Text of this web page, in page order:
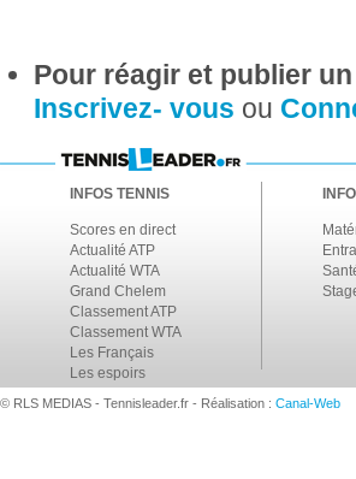
Pour réagir et publier
Inscrivez- vous ou
INFOS TENNIS
Scores en direct
Actualité ATP
Actualité WTA
Grand Chelem
Classement ATP
Classement WTA
Les Français
Les espoirs
© RLS MEDIAS - Tennisleader.fr - Réalisation : Canal-Web